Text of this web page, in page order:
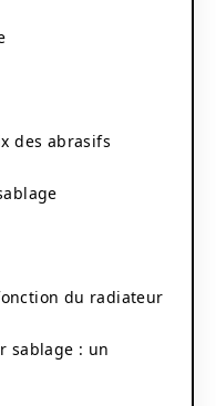
des abrasifs
du radiateur
sablage : un